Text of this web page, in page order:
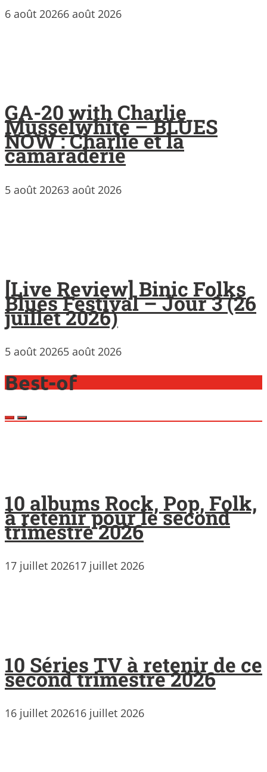
6 août 20266 août 2026
GA-20 with Charlie
Musselwhite – BLUES
NOW : Charlie et la
camaraderie
5 août 20263 août 2026
[Live Review] Binic Folks
Blues Festival – Jour 3 (26
juillet 2026)
5 août 20265 août 2026
Best-of
10 albums Rock, Pop, Folk,
à retenir pour le second
trimestre 2026
17 juillet 202617 juillet 2026
10 Séries TV à retenir de ce
second trimestre 2026
16 juillet 202616 juillet 2026